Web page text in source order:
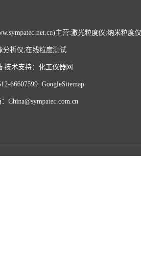
主营:激光粒度仪;纳米粒度
分析仪;在线粒度测试
技术支持： 化工仪器网
66607599 GoogleSitemap
China@sympatec.com.cn